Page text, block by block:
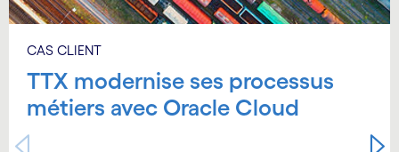
CAS CLIENT
TTX modernise ses processus
métiers avec Oracle Cloud